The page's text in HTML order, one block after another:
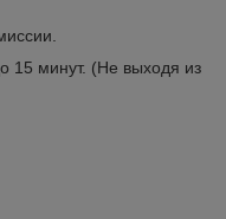
15 минут. (Не выходя из